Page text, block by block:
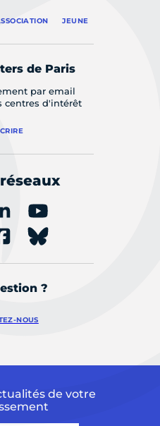
JEUNE
de Paris
par email
centres d'intérêt
?
NOUS
de votre